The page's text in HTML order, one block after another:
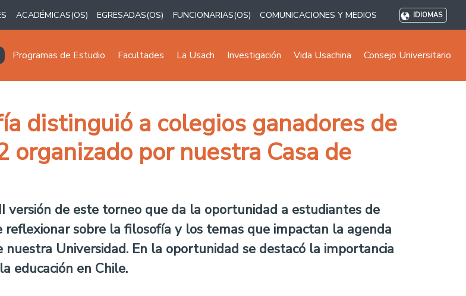
ACADÉMICAS(OS) EGRESADAS(OS) FUNCIONARIAS(OS) COMUNICACIONES Y MEDIOS IDIOMAS
principal
Programas de Estudio Facultades La Usach Investigación Vida Usachina Consejo Universitario
distinguió a colegios ganadores de
por nuestra Casa de
versión de este torneo que da la oportunidad a estudiantes de
reflexionar sobre la filosofía y los temas que impactan la agenda
Universidad. En la oportunidad se destacó la importancia
educación en Chile.